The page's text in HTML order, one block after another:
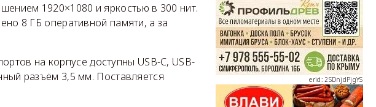
1920×1080 и яркостью в 300 нит.
8 ГБ оперативной памяти, а за
на корпусе доступны USB-C, USB-
разъём 3,5 мм. Поставляется
erid: 2SDnjdPjgYS